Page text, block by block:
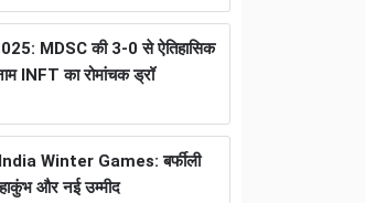
MDSC की 3-0 से ऐतिहासिक
INFT का रोमांचक ड्रॉ
Winter Games: बर्फीली
और नई उम्मीद